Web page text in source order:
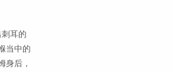
耳的
当中的
身后，